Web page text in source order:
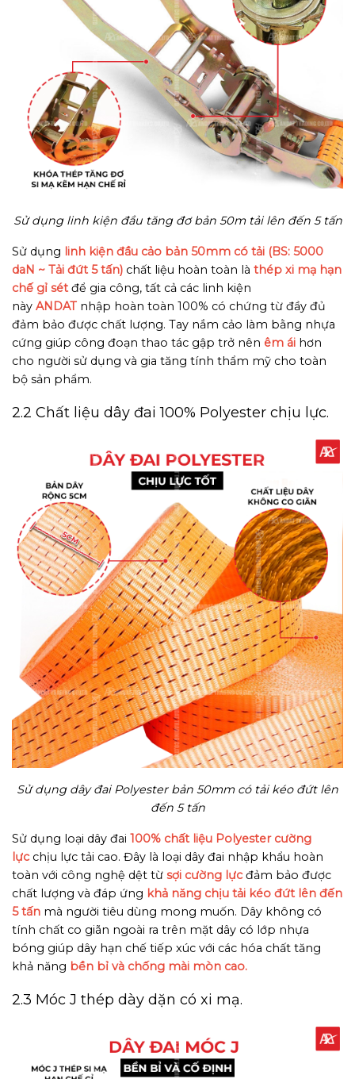
Sử dụng linh kiện đầu tăng đơ bản 50m tải lên đến 5 tấn
Sử dụng linh kiện đầu cảo bản 50mm có tải (BS: 5000
daN ~ Tải đứt 5 tấn) chất liệu hoàn toàn là thép xi mạ hạn
chế gỉ sét để gia công, tất cả các linh kiện
này ANDAT nhập hoàn toàn 100% có chứng từ đầy đủ
đảm bảo được chất lượng. Tay nắm cảo làm bằng nhựa
cứng giúp công đoạn thao tác gập trở nên êm ái hơn
cho người sử dụng và gia tăng tính thẩm mỹ cho toàn
bộ sản phẩm.
2.2 Chất liệu dây đai 100% Polyester chịu lực.
Sử dụng dây đai Polyester bản 50mm có tải kéo đứt lên
đến 5 tấn
Sử dụng loại dây đai 100% chất liệu Polyester cường
lựcchịu lực tải cao. Đây là loại dây đai nhập khẩu hoàn
toàn với công nghệ dệt từ sợi cường lựcđảm bảo được
chất lượng và đáp ứng khả năng chịu tải kéo đứt lên đến
5 tấn mà người tiêu dùng mong muốn. Dây không có
tính chất co giãn ngoài ra trên mặt dây có lớp nhựa
bóng giúp dây hạn chế tiếp xúc với các hóa chất tăng
khả năng bền bỉ và chống mài mòn cao.
2.3 Móc J thép dày dặn có xi mạ.